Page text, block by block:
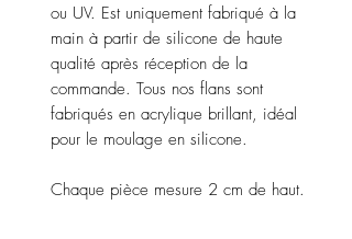
ou UV. Est uniquement fabriqué à la
main à partir de silicone de haute
qualité après réception de la
commande. Tous nos flans sont
fabriqués en acrylique brillant, idéal
pour le moulage en silicone.
Chaque pièce mesure 2 cm de haut.